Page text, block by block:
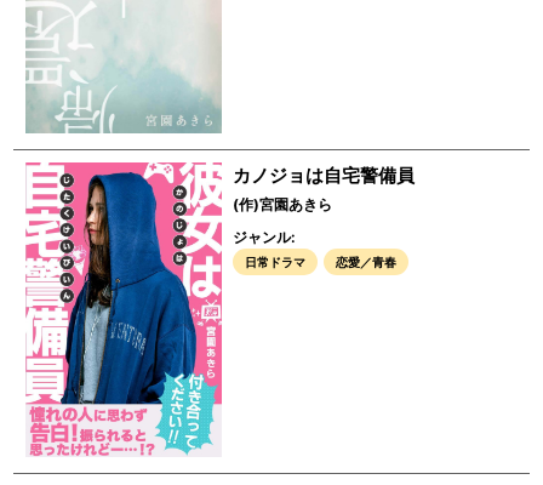
カノジョは自宅警備員
(作)宮園あきら
ジャンル:
日常ドラマ 恋愛／青春